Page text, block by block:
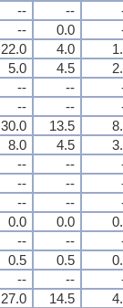
-- --
-- 0.0
22.0 4.0
5.0 4.5
-- --
-- --
30.0 13.5
8.0 4.5
-- --
-- --
-- --
0.0 0.0
-- --
0.5 0.5
-- --
27.0 14.5